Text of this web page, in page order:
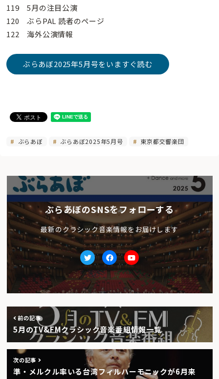
119 5月の注目公演
120 ぶらPAL 読者のページ
122 海外公演情報
ぶらあぼ2025年5月号をいますぐ読む
ぶらあぼ ぶらあぼ2025年5月号 東京都交響楽団
ぶらあぼのSNSをフォローする
最新のクラシック音楽情報をお届けします
TwitterfacebookYoutube
前の記事
5月のTV&FMクラシック音楽番組情報一覧
次の記事
準・メルクル率いる台湾フィルハーモニックが6月来